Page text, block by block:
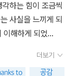
하는 힘이 조금씩
사실을 느끼게 되
이해하게 되었
서 있는 모습을 본
더보기